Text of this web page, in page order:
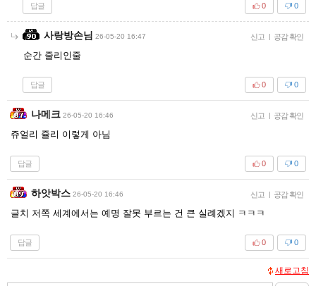
답글 0
0
사랑방손님 26-05-20 16:47 신고 | 공감 확인
순간 줄리인줄
답글 0
0
나메크 26-05-20 16:46 신고 | 공감 확인
쥬얼리 쥴리 이렇게 아님
답글 0
0
하앗박스 26-05-20 16:46 신고 | 공감 확인
글치 저쪽 세계에서는 예명 잘못 부르는 건 큰 실례겠지 ㅋㅋㅋ
답글 0
0
새로고침